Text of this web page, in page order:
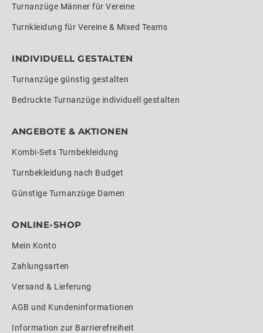
Turnanzüge Männer für Vereine
Turnkleidung für Vereine & Mixed Teams
INDIVIDUELL GESTALTEN
Turnanzüge günstig gestalten
Bedruckte Turnanzüge individuell gestalten
ANGEBOTE & AKTIONEN
Kombi-Sets Turnbekleidung
Turnbekleidung nach Budget
Günstige Turnanzüge Damen
ONLINE-SHOP
Mein Konto
Zahlungsarten
Versand & Lieferung
AGB und Kundeninformationen
Information zur Barrierefreiheit